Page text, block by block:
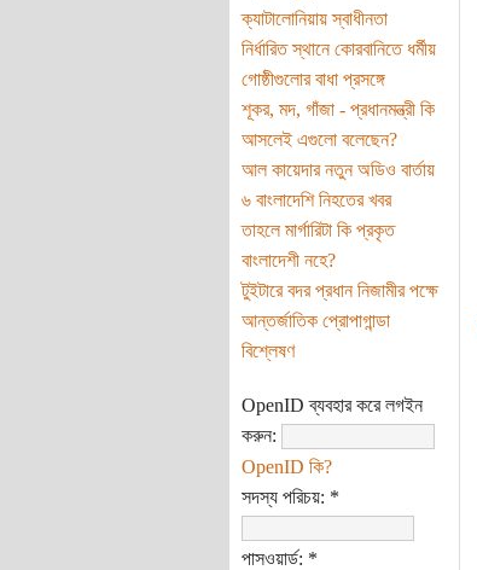
ক্যাটালোনিয়ায় স্বাধীনতা
নির্ধারিত স্থানে কোরবানিতে ধর্মীয়
গোষ্ঠীগুলোর বাধা প্রসঙ্গে
শূকর, মদ, গাঁজা - প্রধানমন্ত্রী কি
আসলেই এগুলো বলেছেন?
আল কায়েদার নতুন অডিও বার্তায়
৬ বাংলাদেশি নিহতের খবর
তাহলে মার্গারিটা কি প্রকৃত
বাংলাদেশী নহে?
টুইটারে বদর প্রধান নিজামীর পক্ষে
আন্তর্জাতিক প্রোপাগান্ডা
বিশ্লেষণ
OpenID ব্যবহার করে লগইন
করুন:
OpenID কি?
সদস্য পরিচয়: *
পাসওয়ার্ড: *